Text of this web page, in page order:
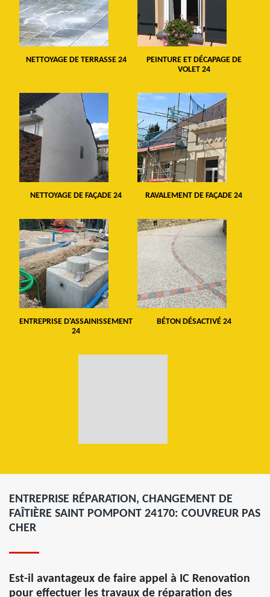
NETTOYAGE DE TERRASSE 24
PEINTURE ET DÉCAPAGE DE
VOLET 24
NETTOYAGE DE FAÇADE 24 RAVALEMENT DE FAÇADE 24
ENTREPRISE D'ASSAINISSEMENT
24
BÉTON DÉSACTIVÉ 24
ENTREPRISE RÉPARATION, CHANGEMENT DE
FAÎTIÈRE SAINT POMPONT 24170: COUVREUR PAS
CHER
Est-il avantageux de faire appel à IC Renovation
pour effectuer les travaux de réparation des